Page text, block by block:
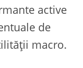
active
de
macro.